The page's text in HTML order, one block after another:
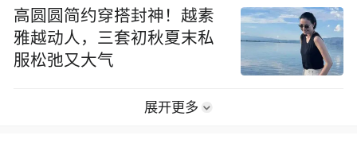
高圆圆简约穿搭封神！越素
雅越动人，三套初秋夏末私
服松弛又大气
展开更多